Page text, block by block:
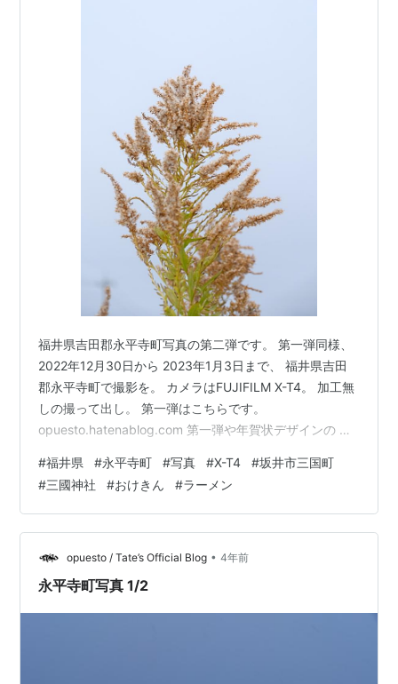
福井県吉田郡永平寺町写真の第二弾です。 第一弾同様、
2022年12月30日から 2023年1月3日まで、 福井県吉田
郡永平寺町で撮影を。 カメラはFUJIFILM X-T4。 加工無
しの撮って出し。 第一弾はこちらです。
opuesto.hatenablog.com 第一弾や年賀状デザインの リ
なかなか伝わりにくいデザインや 写真が多いかも知れま
せんが、 1人でも何かを感じ取ってもらえれば本望です。
そもそも”広く浅く”は狙っていません。 濃厚な1人‥ その
人の記憶に残ってくれたり、 何か行動のきっかけになっ
てくれることが 一番嬉しいです…
#福井県 #永平寺町 #写真 #X-T4 #坂井市三国町
#三國神社 #おけきん #ラーメン
opuesto / Tate’s Official Blog • 4年前
永平寺町写真 1/2